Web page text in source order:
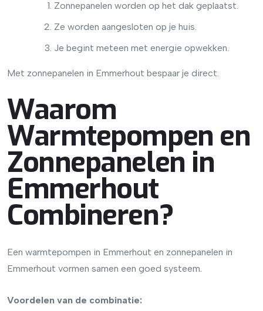
Zonnepanelen worden op het dak geplaatst.
Ze worden aangesloten op je huis.
Je begint meteen met energie opwekken.
Met zonnepanelen in Emmerhout bespaar je direct.
Waarom
Warmtepompen en
Zonnepanelen in
Emmerhout
Combineren?
Een warmtepompen in Emmerhout en zonnepanelen in
Emmerhout vormen samen een goed systeem.
Voordelen van de combinatie: